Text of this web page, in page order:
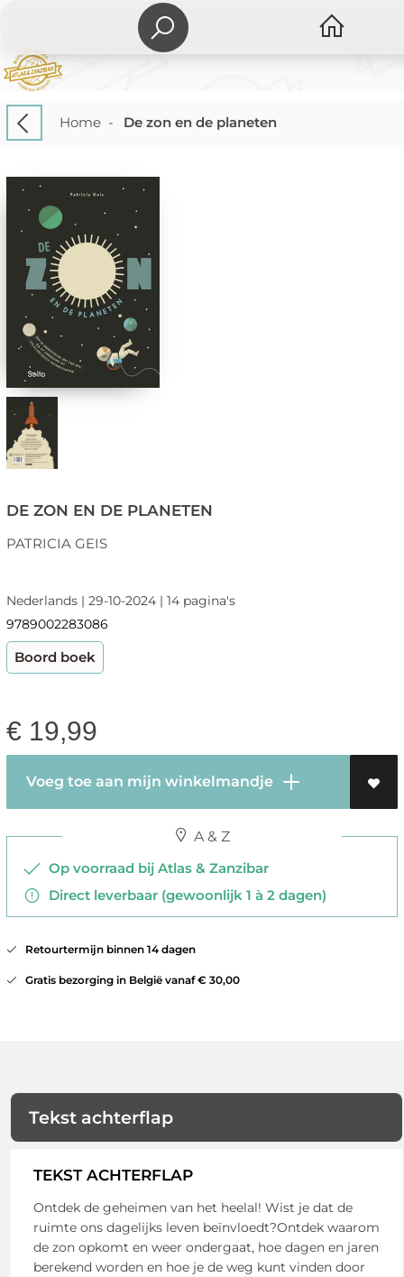
Home- De zon en de planeten
DE ZON EN DE PLANETEN
PATRICIA GEIS
Nederlands | 29-10-2024 | 14 pagina's
9789002283086
Boord boek
€ 19,99
Voeg toe aan mijn winkelmandje
A & Z
Op voorraad bij Atlas & Zanzibar
Direct leverbaar (gewoonlijk 1 à 2 dagen)
Retourtermijn binnen 14 dagen
Gratis bezorging in België vanaf € 30,00
Tekst achterflap
TEKST ACHTERFLAP
Ontdek de geheimen van het heelal! Wist je dat de
ruimte ons dagelijks leven beïnvloedt?Ontdek waarom
de zon opkomt en weer ondergaat, hoe dagen en jaren
berekend worden en hoe je de weg kunt vinden door